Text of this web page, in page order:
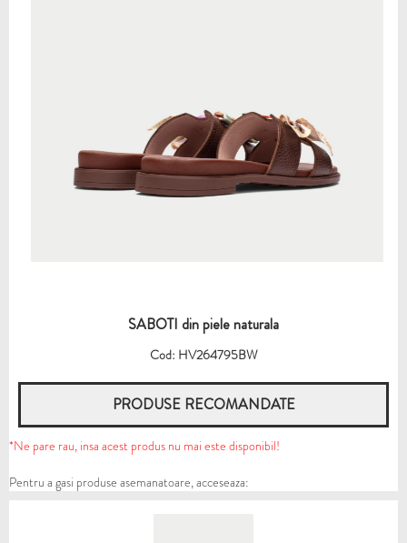
SABOTI din piele naturala
Cod: HV264795BW
PRODUSE RECOMANDATE
*Ne pare rau, insa acest produs nu mai este disponibil!
Pentru a gasi produse asemanatoare, acceseaza: